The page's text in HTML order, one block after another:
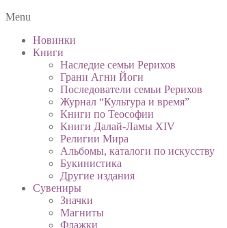
Menu
Новинки
Книги
Наследие семьи Рерихов
Грани Агни Йоги
Последователи семьи Рерихов
Журнал “Культура и время”
Книги по Теософии
Книги Далай-Ламы XIV
Религии Мира
Альбомы, каталоги по искусству
Букинистика
Другие издания
Сувениры
Значки
Магниты
Флажки